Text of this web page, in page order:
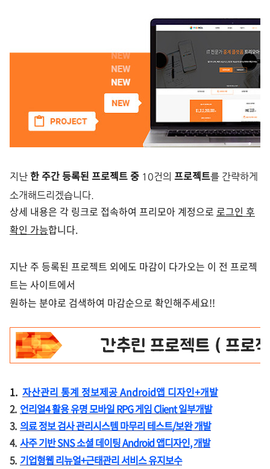
지난 한 주간 등록된 프로젝트 중 10건의 프로젝트를 간략하게
소개해드리겠습니다.
상세 내용은 각 링크로 접속하여 프리모아 계정으로 로그인 후
확인 가능합니다.
지난 주 등록된 프로젝트 외에도 마감이 다가오는 이 전 프로젝
트는 사이트에서
원하는 분야로 검색하여 마감순으로 확인해주세요!!
1. 자산관리 통계 정보제공 Android앱 디자인+개발
2. 언리얼4 활용 유명 모바일 RPG 게임 Client 일부개발
3. 의료 정보 검사 관리시스템 마무리 테스트/보완 개발
4. 사주 기반 SNS 소셜 데이팅 Android 앱디자인, 개발
5. 기업형웹 리뉴얼+근태관리 서비스 유지보수